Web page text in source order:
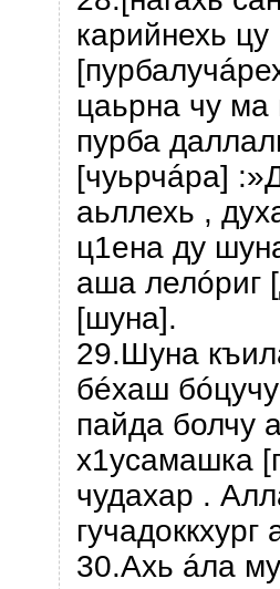
карийнехь
цаьрна чу
пурба
[чуьрчáра]
аьллехь ,
ц1ена ду
ашa лелóриг
[шуна].
29.Шуна
бéхаш
пайда болчу
х1усамашка
чудахар .
30.Ахь áла